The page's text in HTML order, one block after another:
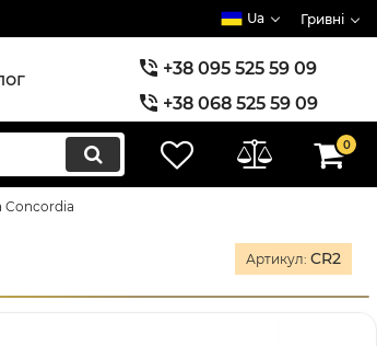
Ua Гривні
+38 095 525 59 09
+38 068 525 59 09
+38 073 525 59 09
0
Concordia
Артикул: CR2